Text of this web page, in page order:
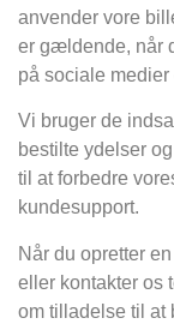
anvender vore
er gældende, når
på sociale
Vi bruger de
bestilte ydelser
til at forbedre
kundesupport.
Når du opretter
eller kontakter os
om tilladelse til at